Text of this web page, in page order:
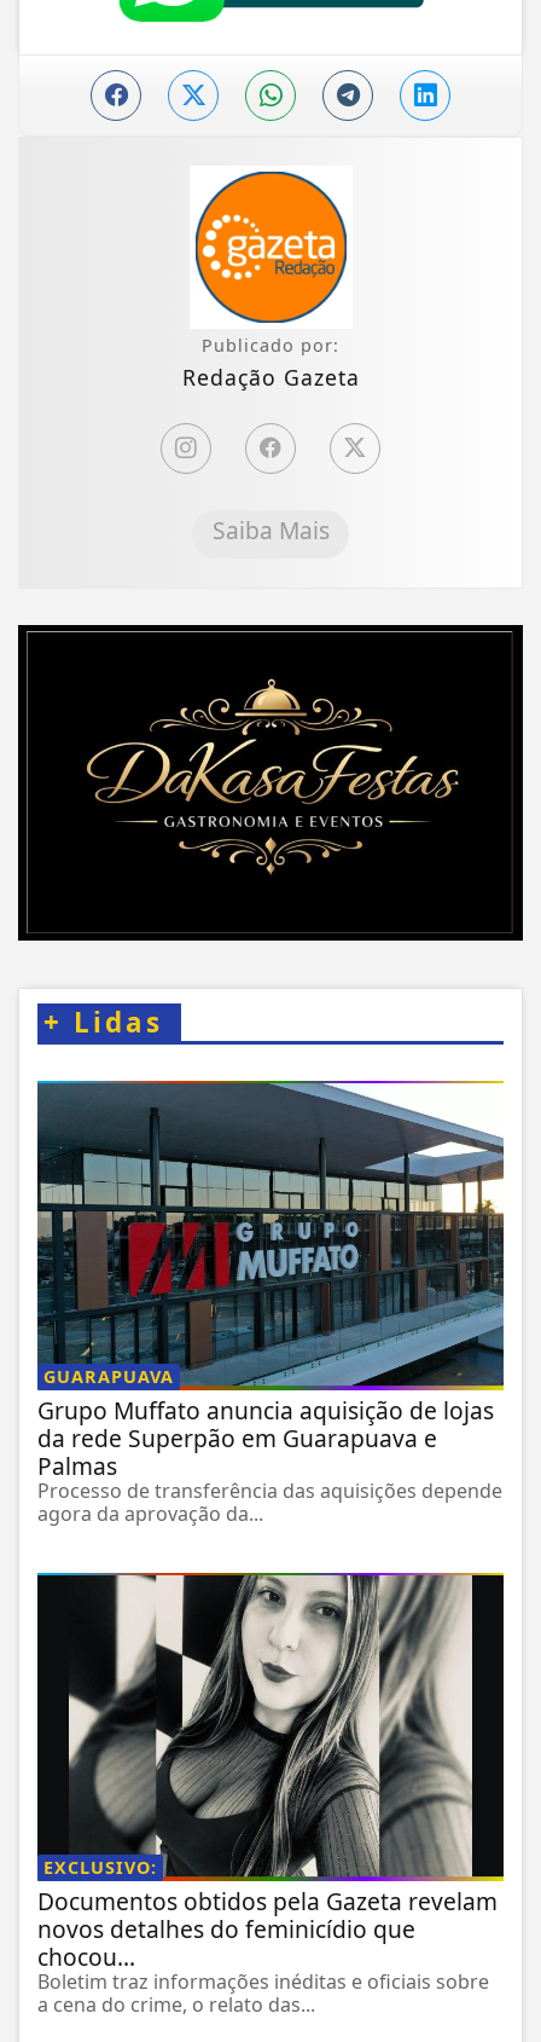
Publicado por:
Redação Gazeta
Saiba Mais
+ Lidas
GUARAPUAVA
Grupo Muffato anuncia aquisição de lojas
da rede Superpão em Guarapuava e
Palmas
Processo de transferência das aquisições depende
agora da aprovação da...
EXCLUSIVO:
Documentos obtidos pela Gazeta revelam
novos detalhes do feminicídio que
chocou...
Boletim traz informações inéditas e oficiais sobre
a cena do crime, o relato das...